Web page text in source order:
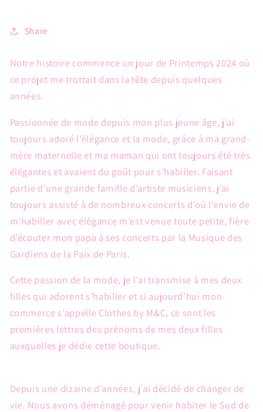
Share
Notre histoire commence un jour de Printemps 2024 où
ce projet me trottait dans la tête depuis quelques
années.
Passionnée de mode depuis mon plus jeune âge, j’ai
toujours adoré l’élégance et la mode, grâce à ma grand-
mère maternelle et ma maman qui ont toujours été très
élégantes et avaient du goût pour s’habiller. Faisant
partie d’une grande famille d’artiste musiciens, j’ai
toujours assisté à de nombreux concerts d’où l’envie de
m’habiller avec élégance m’est venue toute petite,fière
d’écouter mon papa à ses concerts par la Musique des
Gardiens de la Paix de Paris.
Cette passion de la mode, je l’ai transmise à mes deux
filles qui adorent s’habiller et si aujourd’hui mon
commerce s’appelle Clothes by M&C, ce sont les
premières lettres des prénoms de mes deux filles
auxquelles je dédie cette boutique.
Depuis une dizaine d’années, j’ai décidé de changer de
vie. Nous avons déménagé pour venir habiter le Sud de